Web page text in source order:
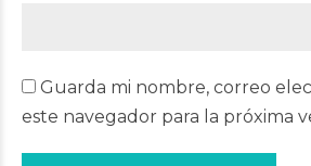
Guarda mi nombre, correo
este navegador para la próxima